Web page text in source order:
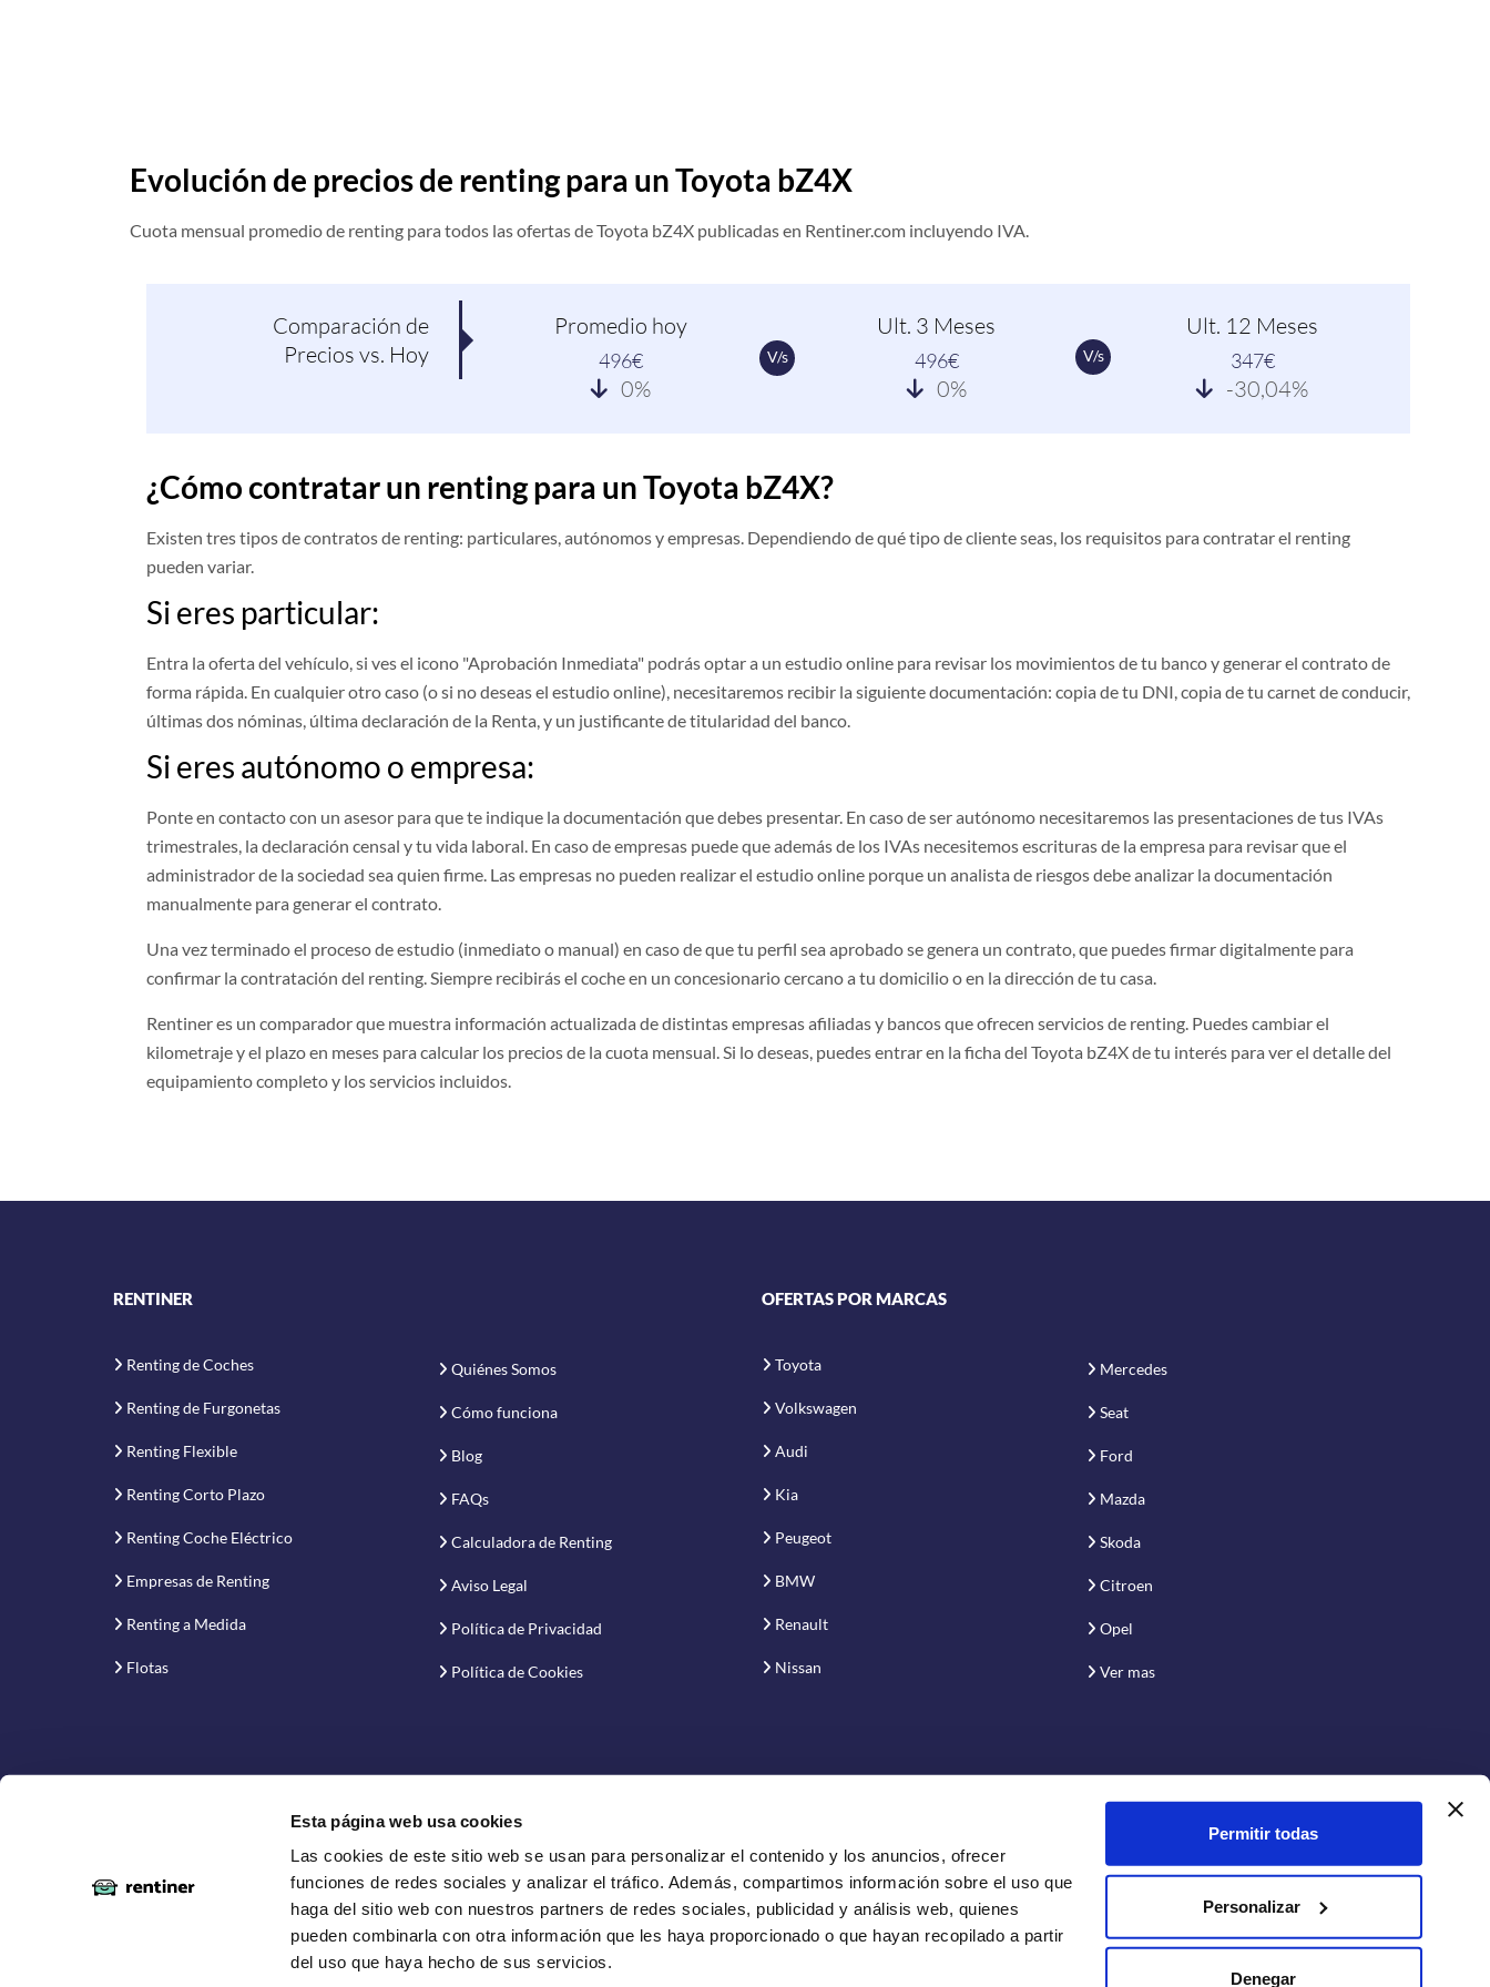
Esta página web usa cookies
Las cookies de este sitio web se usan para personalizar el contenido y los anuncios, ofrecer
funciones de redes sociales y analizar el tráfico. Además, compartimos información sobre el uso que
haga del sitio web con nuestros partners de redes sociales, publicidad y análisis web, quienes
pueden combinarla con otra información que les haya proporcionado o que hayan recopilado a partir
del uso que haya hecho de sus servicios.
Permitir todas
Personalizar
Denegar
Evolución de precios de renting para un Toyota bZ4X
Cuota mensual promedio de renting para todos las ofertas de Toyota bZ4X publicadas en Rentiner.com incluyendo IVA.
Comparación de
Precios vs. Hoy
Promedio hoy
496€
0%
V/s
Ult. 3 Meses
496€
0%
V/s
Ult. 12 Meses
347€
-30,04%
¿Cómo contratar un renting para un Toyota bZ4X?
Existen tres tipos de contratos de renting: particulares, autónomos y empresas. Dependiendo de qué tipo de cliente seas, los requisitos para contratar el renting
pueden variar.
Si eres particular:
Entra la oferta del vehículo, si ves el icono "Aprobación Inmediata" podrás optar a un estudio online para revisar los movimientos de tu banco y generar el contrato de
forma rápida. En cualquier otro caso (o si no deseas el estudio online), necesitaremos recibir la siguiente documentación: copia de tu DNI, copia de tu carnet de conducir,
últimas dos nóminas, última declaración de la Renta, y un justificante de titularidad del banco.
Si eres autónomo o empresa:
Ponte en contacto con un asesor para que te indique la documentación que debes presentar. En caso de ser autónomo necesitaremos las presentaciones de tus IVAs
trimestrales, la declaración censal y tu vida laboral. En caso de empresas puede que además de los IVAs necesitemos escrituras de la empresa para revisar que el
administrador de la sociedad sea quien firme. Las empresas no pueden realizar el estudio online porque un analista de riesgos debe analizar la documentación
manualmente para generar el contrato.
Una vez terminado el proceso de estudio (inmediato o manual) en caso de que tu perfil sea aprobado se genera un contrato, que puedes firmar digitalmente para
confirmar la contratación del renting. Siempre recibirás el coche en un concesionario cercano a tu domicilio o en la dirección de tu casa.
Rentiner es un comparador que muestra información actualizada de distintas empresas afiliadas y bancos que ofrecen servicios de renting. Puedes cambiar el
kilometraje y el plazo en meses para calcular los precios de la cuota mensual. Si lo deseas, puedes entrar en la ficha del Toyota bZ4X de tu interés para ver el detalle del
equipamiento completo y los servicios incluidos.
RENTINER
Renting de Coches
Renting de Furgonetas
Renting Flexible
Renting Corto Plazo
Renting Coche Eléctrico
Empresas de Renting
Renting a Medida
Flotas
Quiénes Somos
Cómo funciona
Blog
FAQs
Calculadora de Renting
Aviso Legal
Política de Privacidad
Política de Cookies
OFERTAS POR MARCAS
Toyota
Volkswagen
Audi
Kia
Peugeot
BMW
Renault
Nissan
Mercedes
Seat
Ford
Mazda
Skoda
Citroen
Opel
Ver mas
Conecta con nosotros:
Proyecto financiado por la Empresa Nacional de Innovación S.A.
Copyright © 2019-2026 Rentiner. Comparador de renting de vehículos.